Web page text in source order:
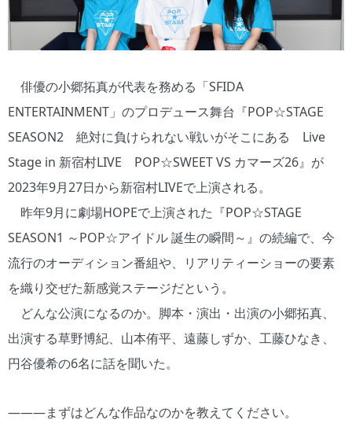
俳優の小郷拓真が代表を務める「SFIDA
ENTERTAINMENT」のプロデュース舞台『POP☆STAGE
SEASON2 絶対に負けられない戦いがそこにある Live
Stage in 新宿村LIVE POP☆SWEET VS カマーズ26』が
2023年9月27日から新宿村LIVEで上演される。
昨年9月に劇場HOPEで上演された『POP☆STAGE
SEASON1 ～POP☆アイドル 誕生の瞬間～』の続編で、今
流行のオーディション番組や、リアリティーショーの要素
を織り交ぜた新感覚ステージだという。
どんな公演になるのか。脚本・演出・出演の小郷拓真、
出演する草野博紀、山本侑平、遠藤しずか、工藤ひなき、
円谷優希の6名に話を聞いた。
―――まずはどんな作品なのかを教えてください。